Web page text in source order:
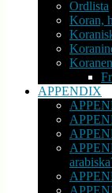
Ordlista
Koran,
APPENDIX